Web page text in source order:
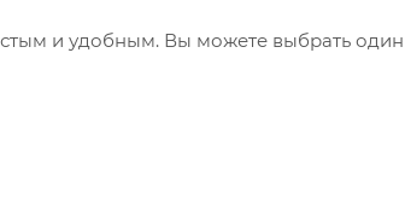
и удобным. Вы можете выбрать